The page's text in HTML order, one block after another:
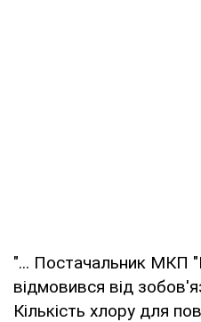
"... Постачальник МКП
відмовився від
Кількість хлору для